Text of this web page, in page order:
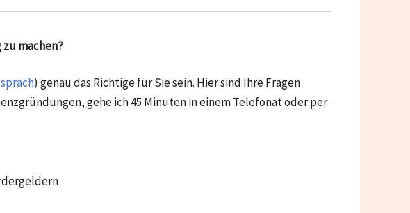
machen?
) genau das Richtige für Sie sein. Hier sind Ihre Fragen
gehe ich 45 Minuten in einem Telefonat oder per